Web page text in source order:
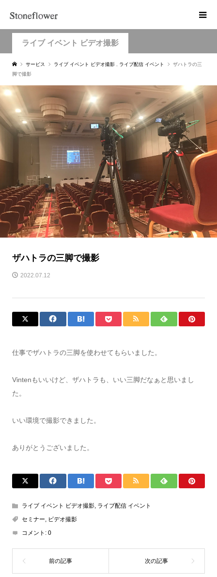
ライブ イベント ビデオ撮影
サービス ライブ イベント ビデオ撮影 ライブ配信 イベント
ザハトラの三
脚で撮影
ザハトラの三脚で撮影
2022.07.12
仕事でザハトラの三脚を使わせてもらいました。
Vintenもいいけど、ザハトラも、いい三脚だなぁと思いまし
た。
いい環境で撮影できました。
ありがとうございました。
ライブ イベント ビデオ撮影, ライブ配信 イベント
セミナー, ビデオ撮影
コメント: 0